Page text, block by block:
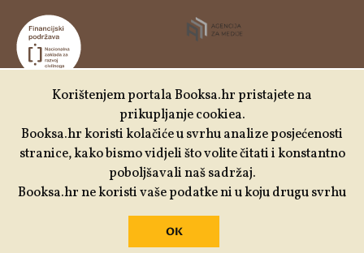
Udruga Kulturtreger je korisnik institucionalne podrške
Nacionalne zaklade za razvoj civilnoga društva za
stabilizaciju i/ili razvoj udruge u području demokratizacije i
društvenog razvoja.
Korištenjem portala Booksa.hr pristajete na
prikupljanje cookiea.
Booksa.hr koristi kolačiće u svrhu analize posjećenosti
stranice, kako bismo vidjeli što volite čitati i konstantno
poboljšavali naš sadržaj.
Booksa.hr ne koristi vaše podatke ni u koju drugu svrhu
OK